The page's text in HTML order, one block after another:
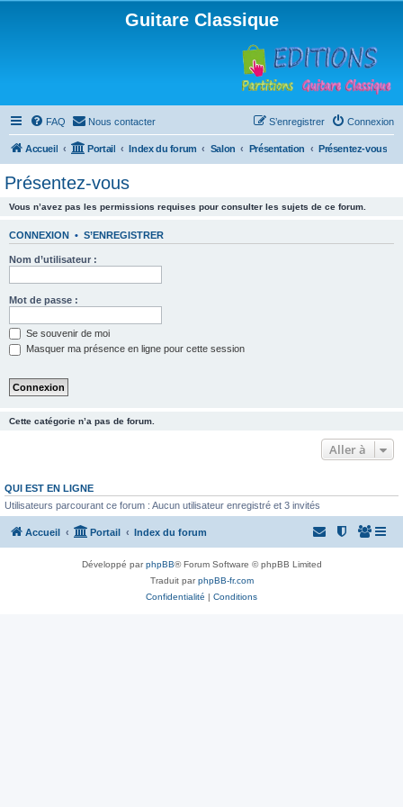
Guitare Classique
FAQ Nous contacter Connexion
S’enregistrer
Accueil Portail Index du forum Salon Présentation Présentez-vous
Présentez-vous
Vous n’avez pas les permissions requises pour consulter les sujets de ce forum.
CONNEXION • S’ENREGISTRER
Nom d’utilisateur :
Mot de passe :
Se souvenir de moi
Masquer ma présence en ligne pour cette session
Cette catégorie n’a pas de forum.
Aller à
QUI EST EN LIGNE
Utilisateurs parcourant ce forum : Aucun utilisateur enregistré et 3 invités
Accueil Portail Index du forum
Développé parphpBB® Forum Software © phpBB Limited
Traduit parphpBB-fr.com
Confidentialité | Conditions